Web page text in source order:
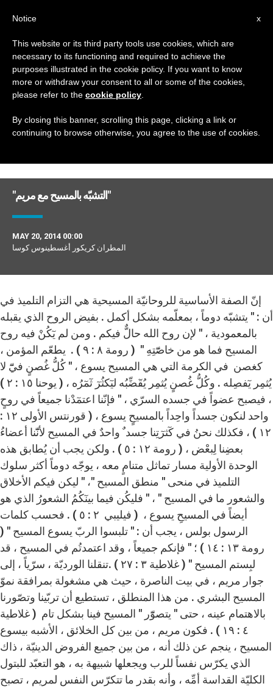
DAY
May 20th, 2014
DERNIÈRES NOUVELLES
"التشبّه بالمسيح مع مريم"
MAY 20, 2014 00:00
المطران كريكور أغسطينوس كوسا
إنّ الصفة الأساسية للروحانيّة المسيحية هي التزام التلميذ في
أن : " يتشبّه دوماً ، بمعلّمه بشكل أكمل . بفيض الروح الذي يقبله
بالمعمودية ، " لإن روح الله حالٌّ فيكم . ومن لم يٓكُنْ فيه روح
المسيح فما هو من خاصّٓتِهِ " ( رومة ٨ : ٩ ) . يطعّم المؤمن ،
كغصن في الكرمة التي هي المسيح يسوع ، " كُلُّ غُصنٍ فيّٓ لا
يُثمِر يٓفصِله . وكُلُّ غُصنٍ يُثمِر يُقٓضِّبُه ليٓكثُرٓ ثٓمٓرُه ، ( يوحنا ١٥ : ٢ )
، فيصبح عضواً في جسده السرّي ، " فإنّنا اعتمٓدْنا جميعاً في روحٍ
واحد لنكون جسداً واحِداً بالمسيحٍ يسوع ، ( قورنتس الأولى ١٢ :
١٢ ) ، فكذلك نحنُ في كٓثرٓتِنا جسد ٌ واحدٌ في المسيح لأنّٓنا أعضاءُ
بعضِنا لِبعْض ، ( رومة ١٢ : ٥ ) . ولكن يجب أن يُطابق هذه
الوحدة الأولية مسار تماثل متنامٍ معه ، يوجّه دوماً أكثر سلوك
التلميذ في منحى " منطق المسيح "، " ليكن فيكم الأخلاق
والشعور ما في المسيح " ، " فليكُن فيما بينٓكُمُ الشعورُ الذي هو
أيضاً في المسيحِ يسوع ، ( فيليبي ٢ : ٥ ) . فحسب كلمات
الرسول بولس ، يجب أن : " تلبسوا الربّ يسوع المسيح " (
رومة ١٣ : ١٤ ) ؛ " فإنكم جميعاً ، وقد اعتمدتُم في المسيح ، قد
لبِستم المسيح " ( غلاطية ٣ : ٢٧ ) .تنقلنا الورديّة ، سرّياً ، إلى
جوار مريم ، في بيت الناصرة ، حيث هي مشغولة بمرافقة نموّ
المسيح البشري . من هذا المنطلق ، تستطيع أن تربّينا وتصّورنا
بالاهتمام عينه ، حتى " يتصوّٓر " المسيح فينا بشكل تام ( غلاطية
٤ : ١٩ ) . فكون مريم ، من بين كل الخلائق ، الأشبه بيسوع
المسيح ، ينجم عن ذلك أنه ، من بين جميع الفروض الدينيّة ، ذاك
الذي يكرّس نفساً للرب ويجعلها شبيهة به ، هو التعبّد للبتول
الكليّة القداسة أمِّه ، وأنه بقدر ما تتكرّس النفس لمريم ، تصبح
x
Notice
This website or its third party tools use cookies, which are
necessary to its functioning and required to achieve the
purposes illustrated in the cookie policy. If you want to know
more or withdraw your consent to all or some of the cookies,
please refer to the cookie policy
By closing this banner, scrolling this page, clicking a link or
continuing to browse otherwise, you agree to the use of cookies.